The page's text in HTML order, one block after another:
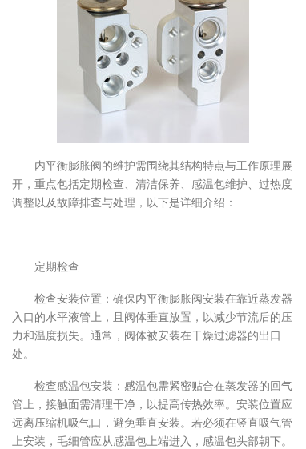
内平衡膨胀阀的维护需围绕其结构特点与工作原理展
开，重点包括定期检查、清洁保养、感温包维护、过热度
调整以及故障排查与处理，以下是详细介绍：
定期检查
检查安装位置：确保内平衡膨胀阀安装在靠近蒸发器
入口的水平液管上，且阀体垂直放置，以减少节流后的压
力和温度损失。通常，阀体被安装在干燥过滤器的出口
处。
检查感温包安装：感温包需紧密贴合在蒸发器的回气
管上，接触面需清理干净，以提高传热效率。安装位置应
远离压缩机吸气口，避免垂直安装。若必须在竖直吸气管
上安装，毛细管应从感温包上端进入，感温包头部朝下。